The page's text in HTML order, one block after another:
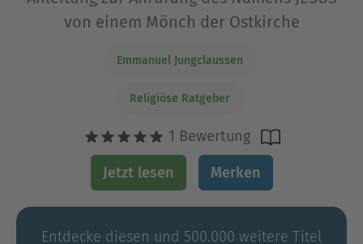
von einem Mönch der Ostkirche
Emmanuel Jungclaussen
Religiöse Ratgeber
1 Bewertung
Jetzt lesen Merken
Entdecke diesen und 500.000 weitere Titel